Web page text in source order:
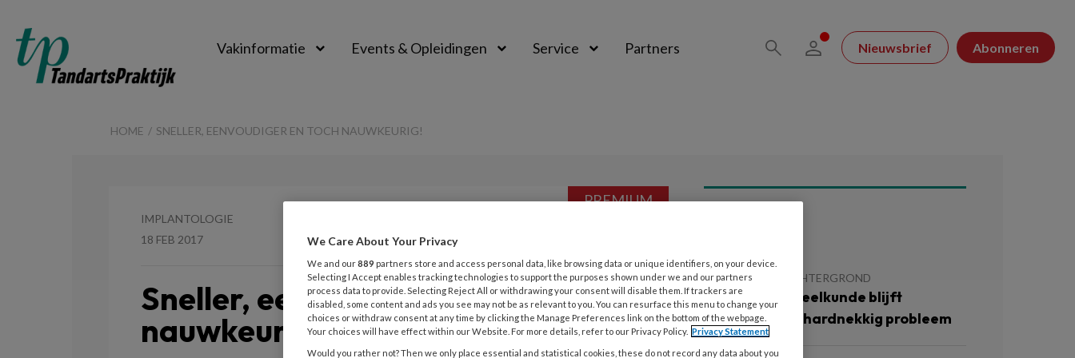
Vakinformatie Events & Opleidingen Service Partners Nieuwsbrief Abonneren
HOME SNELLER, EENVOUDIGER EN TOCH NAUWKEURIG!
IMPLANTOLOGIE
18 FEB 2017
Opslaan
Sneller, eenvoudiger en toch
nauwkeurig!
PREMIUM
31 JULI 2026 ACHTERGROND
Illegale tandheelkunde blijft
wereldwijd en hardnekkig probleem
We Care About Your Privacy
We and our889 partners store and access personal data, like browsing data or unique identifiers, on your device.
Selecting I Accept enables tracking technologies to support the purposes shown under we and our partners
process data to provide. Selecting Reject All or withdrawing your consent will disable them. If trackers are
disabled, some content and ads you see may not be as relevant to you. You can resurface this menu to change your
choices or withdraw consent at any time by clicking the Manage Preferences link on the bottom of the webpage.
Your choices will have effect within our Website. For more details, refer to our Privacy Policy. Privacy Statement
Would you rather not? Then we only place essential and statistical cookies, these do not record any data about you